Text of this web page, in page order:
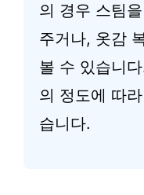
의 경우 스팀
주거나, 옷감
볼 수 있습니
의 정도에 따
습니다.